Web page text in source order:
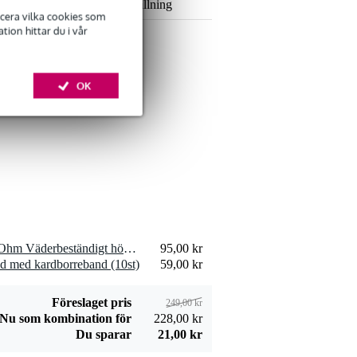
vilka cookies som
hittar du i vår
OK
Lägg till beställning
högtalarkabel
2x2,5 mm2 10
309,00 kr
Devine JACS/10
signalkabel stereo
Lägg till beställning
2 x Visaton K 50 WP - 50 Ohm Väderbeständigt högtalarelement i miniatyr
95,00 kr
med kardborreband (10st)
59,00 kr
Föreslaget pris 249,00 kr
Nu som kombination för
228,00 kr
Du sparar
21,00 kr